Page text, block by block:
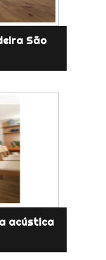
São
acústica